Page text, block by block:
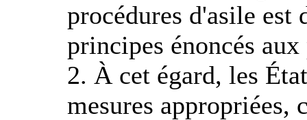
procédures d'asile
principes énoncés
2. À cet égard, les
mesures